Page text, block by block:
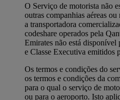
O Serviço de motorista não
outras companhias aéreas
a transportadora
codeshare operados pela
Emirates não está disponível
e Classe Executiva emitidos
Os termos e condições do
os termos e condições da
para o qual o serviço de
ou para o aeroporto. Isto